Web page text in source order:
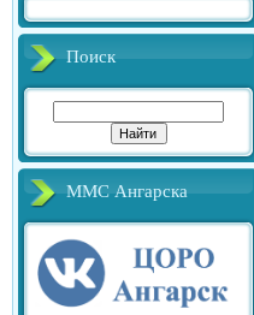
Поиск
ММС Ангарска